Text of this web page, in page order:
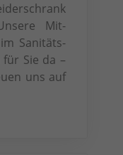
Mit­
Sanitäts­
Sie da –
uns auf